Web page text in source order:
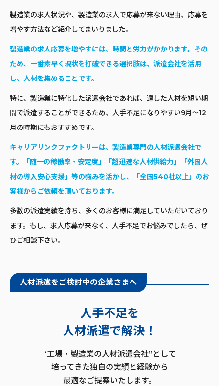
製造業の求人状況や、製造業の求人で応募が来ない理由、応募を
増やす方法など紹介してまいりました。
製造業の求人応募を増やすには、時間と労力がかかります。その
ため、一番素早く現状を打破できる選択肢は、派遣会社を活用
し、人材を集めることです。
特に、製造業に特化した派遣会社であれば、適した人材を短い期
間で派遣することができるため、人手不足になりやすい9月～12
月の時期にもおすすめです。
キャリアリンクファクトリ ーは、製造業専門の人材派遣会社で
す。「随一の稼働率・安定度」「超迅速な人材供給力」「外国人
材の導入安心支援」等の強みを活かし、「全国540社以上」のお
客様からご依頼を頂いております。
多数の派遣実績を持ち、多くのお客様に満足していただいており
ます。もし、求人応募が来なく、人手不足でお悩みでしたら、ぜ
ひご相談下さい。
人材派遣をご検討中の企業さまへ
人手不足を
人材派遣で解決！
“工場・製造業の人材派遣会社”として
培ってきた独自の実績と経験から
最適なご提案いたします。